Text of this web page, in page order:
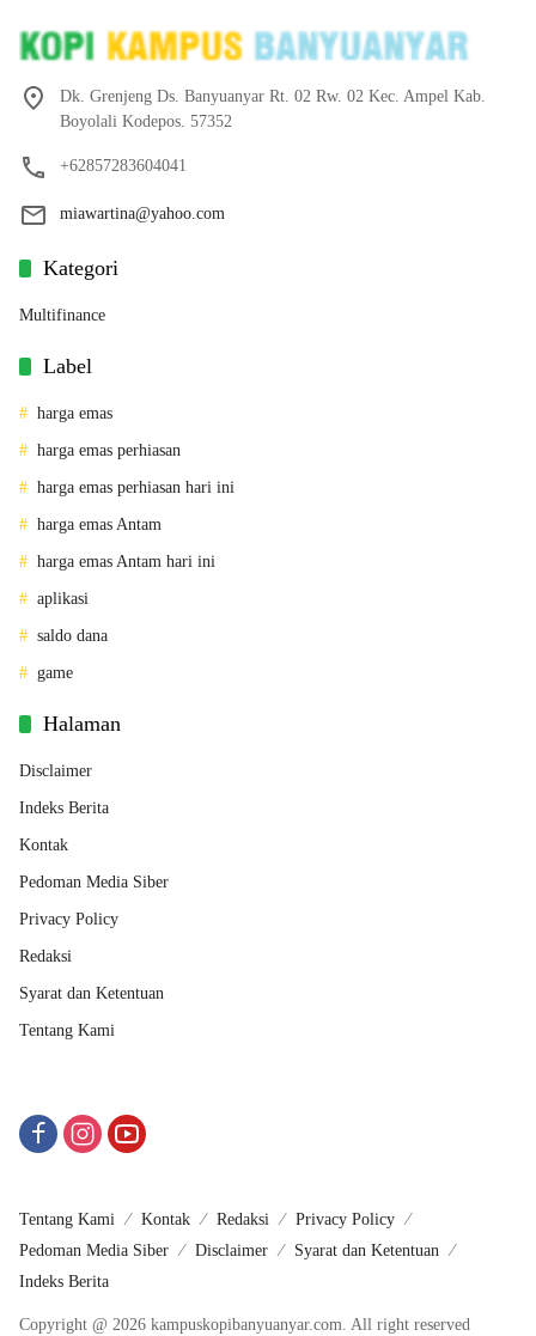
Dk. Grenjeng Ds. Banyuanyar Rt. 02 Rw. 02 Kec. Ampel Kab.
Boyolali Kodepos. 57352
+62857283604041
miawartina@yahoo.com
Kategori
Multifinance
Label
harga emas
harga emas perhiasan
harga emas perhiasan hari ini
harga emas Antam
harga emas Antam hari ini
aplikasi
saldo dana
game
Halaman
Disclaimer
Indeks Berita
Kontak
Pedoman Media Siber
Privacy Policy
Redaksi
Syarat dan Ketentuan
Tentang Kami
Tentang Kami Kontak Redaksi
Privacy Policy
Pedoman Media Siber
Disclaimer
Syarat dan Ketentuan
Indeks Berita
Copyright @ 2026 kampuskopibanyuanyar.com. All right reserved